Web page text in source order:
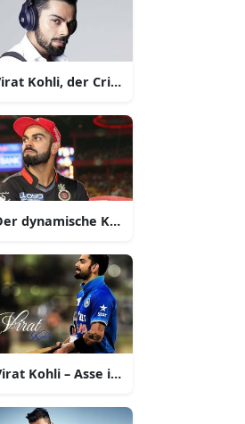
Stil
Superstar, Virat Kohli
Kohli schlägt einen Six
Kohli, der Cricket-Champion
dynamische Kapitän des
Kohli – Asse indischer